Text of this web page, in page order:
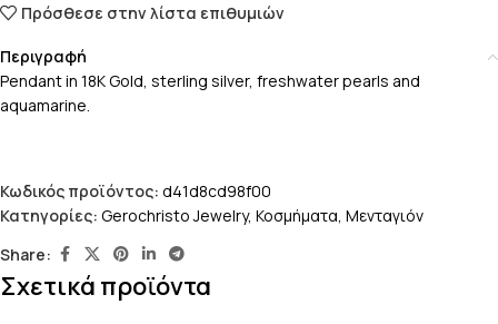
Πρόσθεσε στην λίστα επιθυμιών
Περιγραφή
Pendant in 18K Gold, sterling silver, freshwater pearls and
aquamarine.
Κωδικός προϊόντος: d41d8cd98f00
Κατηγορίες: Gerochristo Jewelry, Κοσμήματα, Μενταγιόν
Share:
Σχετικά προϊόντα